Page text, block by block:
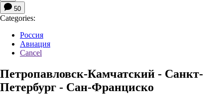
50
Categories:
Россия
Авиация
Cancel
Петропавловск-Камчатский - Санкт-
Петербург - Сан-Франциско